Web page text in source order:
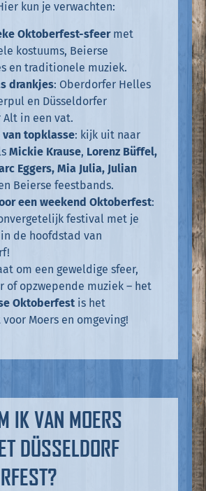
kun je verwachten:
Oktoberfest-sfeermet
kostuums, Beierse
en traditionele muziek.
drankjes: Oberdorfer Helles
en Düsseldorfer
Alt in een vat.
van topklasse: kijk uit naar
Mickie Krause, Lorenz Büffel,
Eggers, Mia Julia, Julian
Beierse feestbands.
een weekend Oktoberfest:
festival met je
de hoofdstad van
om een geweldige sfeer,
of opzwepende muziek – het
Oktoberfest is het
Moers en omgeving!
IK VAN MOERS
DÜSSELDORF